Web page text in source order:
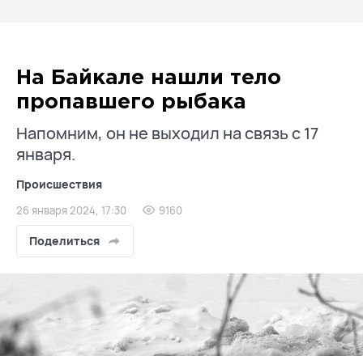
На Байкале нашли тело
пропавшего рыбака
Напомним, он не выходил на связь с 17
января.
Происшествия
26 января 2024, 17:30 9160
Поделиться